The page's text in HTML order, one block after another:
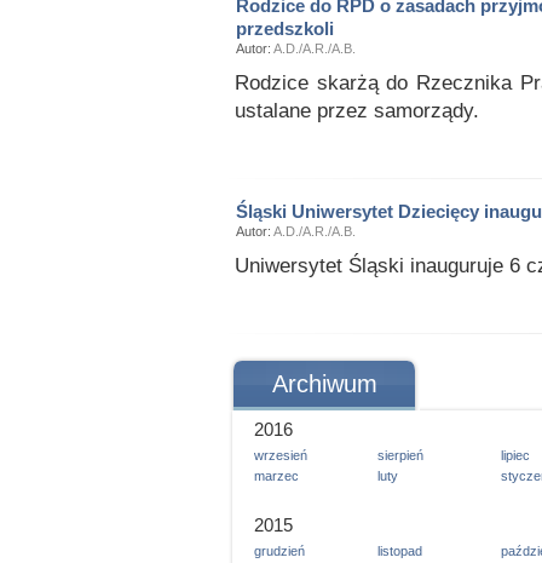
Rodzice do RPD o zasadach
przedszkoli
Autor: A.D./A.R./A.B.
Rodzice skarżą do Rzecznika
ustalane przez samorządy.
Śląski Uniwersytet Dziecięcy
Autor: A.D./A.R./A.B.
Uniwersytet Śląski inauguruje 6
Archiwum
2016
wrzesień sierpień
lipiec
marzec
luty
2015
grudzień listopad